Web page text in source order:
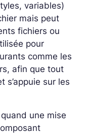
variables)
mais peut
fichiers ou
pour
comme les
afin que tout
s’appuie sur les
quand une mise